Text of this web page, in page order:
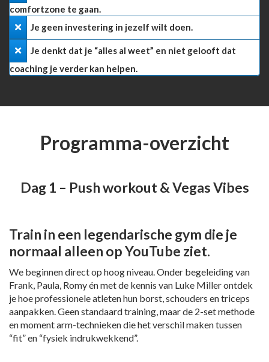
comfortzone te gaan.
Je geen investering in jezelf wilt doen.
Je denkt dat je “alles al weet” en niet gelooft dat
coaching je verder kan helpen.
Programma-overzicht
Dag 1 – Push workout & Vegas Vibes
Train in een legendarische gym die je
normaal alleen op YouTube ziet.
We beginnen direct op hoog niveau. Onder begeleiding van
Frank, Paula, Romy én met de kennis van Luke Miller ontdek
je hoe professionele atleten hun borst, schouders en triceps
aanpakken. Geen standaard training, maar de 2-set methode
en moment arm-technieken die het verschil maken tussen
“fit” en “fysiek indrukwekkend”.